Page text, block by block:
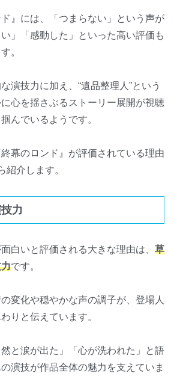
』には、「つまらない」という声が
」「感動した」といった高い評価も
。
演技力に加え、“遺品整理人”という
心を揺さぶるストーリー展開が視聴
んでいるようです。
幕のロンド』が評価されている理由
紹介します。
力
白いと評価される大きな理由は、 草
です。
変化や穏やかな声の調子が、登場人
りと伝えています。
と涙が出た」「心が洗われた」と語
演技が作品全体の魅力を支えていま